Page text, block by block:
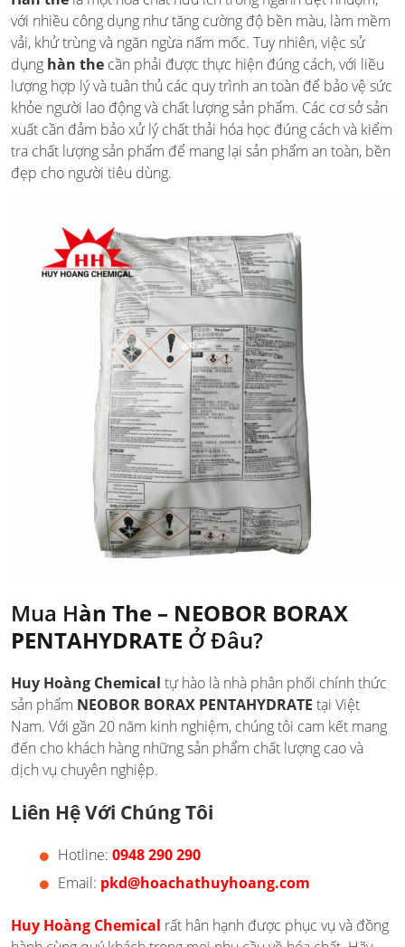
với nhiều công dụng như tăng cường độ bền màu, làm mềm
vải, khử trùng và ngăn ngừa nấm mốc. Tuy nhiên, việc sử
dụng hàn the cần phải được thực hiện đúng cách, với liều
lượng hợp lý và tuân thủ các quy trình an toàn để bảo vệ sức
khỏe người lao động và chất lượng sản phẩm. Các cơ sở sản
xuất cần đảm bảo xử lý chất thải hóa học đúng cách và kiểm
tra chất lượng sản phẩm để mang lại sản phẩm an toàn, bền
đẹp cho người tiêu dùng.
Mua Hàn The – NEOBOR BORAX
PENTAHYDRATE Ở Đâu?
Huy Hoàng Chemical tự hào là nhà phân phối chính thức
sản phẩm NEOBOR BORAX PENTAHYDRATE tại Việt
Nam. Với gần 20 năm kinh nghiệm, chúng tôi cam kết mang
đến cho khách hàng những sản phẩm chất lượng cao và
dịch vụ chuyên nghiệp.
Liên Hệ Với Chúng Tôi
Hotline: 0948 290 290
Email: pkd@hoachathuyhoang.com
Huy Hoàng Chemical rất hân hạnh được phục vụ và đồng